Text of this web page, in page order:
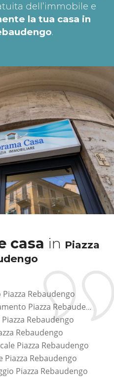
dell’immobile e
la tua casa in
.
casa in Piazza
Rebaudengo
Affittare Appartamento Piazza Rebaudengo
Rebaudengo
Rebaudengo
Piazza Rebaudengo
Rebaudengo
Piazza Rebaudengo